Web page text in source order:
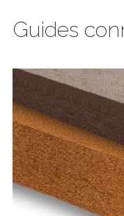
Guides